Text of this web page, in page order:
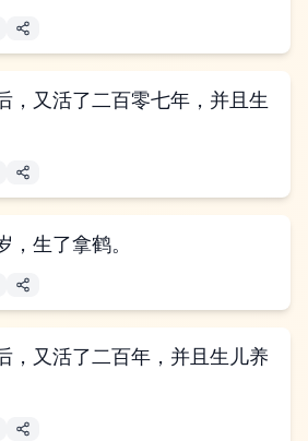
，又活了二百零七年，并且生
，生了拿鹤。
，又活了二百年，并且生儿养